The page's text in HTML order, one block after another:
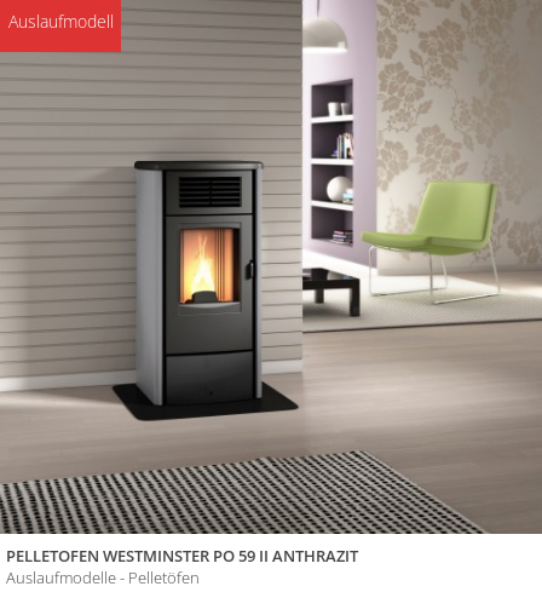
Auslaufmodell
PELLETOFEN WESTMINSTER PO 59 II ANTHRAZIT
Auslaufmodelle - Pelletöfen